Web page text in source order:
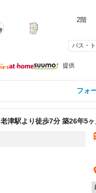
2階
バス・
提供
フォ
老津駅より徒歩7分 築26年5